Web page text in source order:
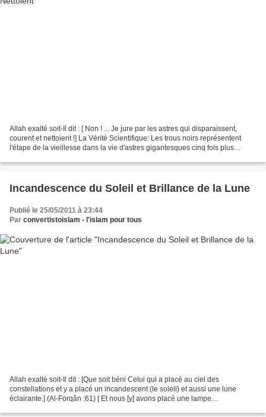
Allah exalté soit-Il dit : [ Non ! ... Je jure par les astres qui disparaissent,
courent et nettoient !] La Vérité Scientifique: Les trous noirs représentent
l'étape de la vieillesse dans la vie d'astres gigantesques cinq fois plus
Incandescence du Soleil et Brillance de la Lune
Publié le 25/05/2011 à 23:44
Par convertistoislam - l'islam pour tous
Allah exalté soit-Il dit : [Que soit béni Celui qui a placé au ciel des
constellations et y a placé un incandescent (le soleil) et aussi une lune
éclairante.] (Al-Forqân :61) [ Et nous [y] avons placé une lampe